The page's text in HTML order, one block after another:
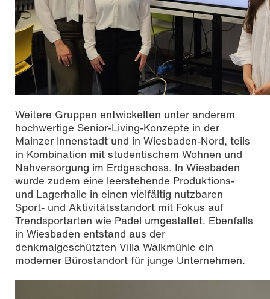
Weitere Gruppen entwickelten unter anderem
hochwertige Senior-Living-Konzepte in der
Mainzer Innenstadt und in Wiesbaden-Nord, teils
in Kombination mit studentischem Wohnen und
Nahversorgung im Erdgeschoss. In Wiesbaden
wurde zudem eine leerstehende Produktions-
und Lagerhalle in einen vielfältig nutzbaren
Sport- und Aktivitätsstandort mit Fokus auf
Trendsportarten wie Padel umgestaltet. Ebenfalls
in Wiesbaden entstand aus der
denkmalgeschützten Villa Walkmühle ein
moderner Bürostandort für junge Unternehmen.